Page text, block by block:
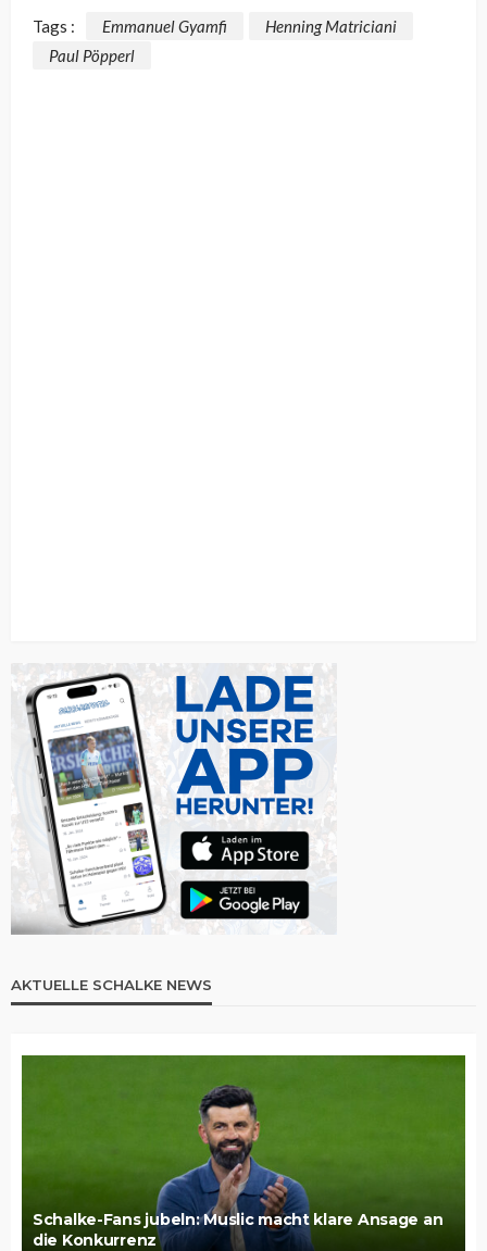
Tags : Emmanuel Gyamfi
Henning Matriciani
Paul Pöpperl
AKTUELLE SCHALKE NEWS
Schalke-Fans jubeln: Muslic macht klare Ansage an
die Konkurrenz